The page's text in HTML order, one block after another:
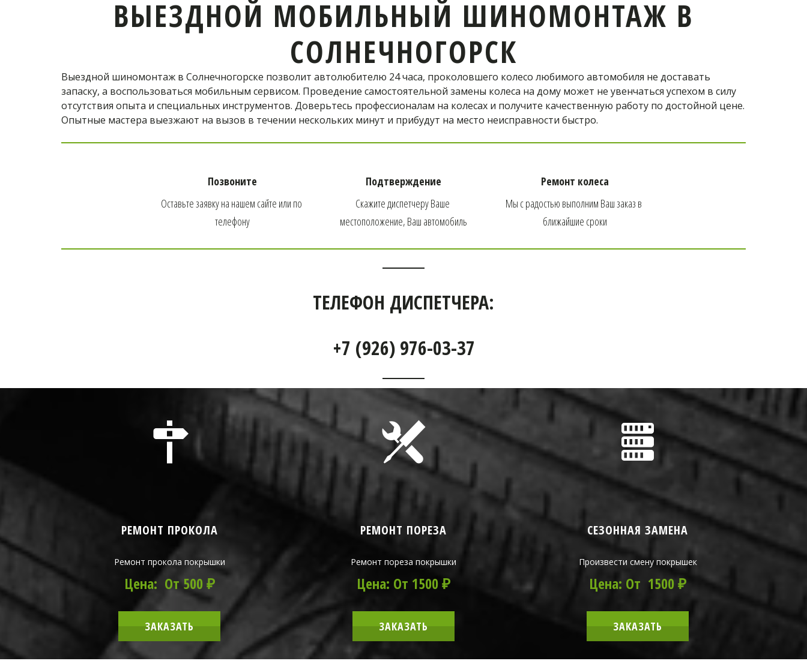
в Одинцово отремонтирует шину!
Телефон оператора:
+7 (926) 976-03-37
ВЫЕЗДНОЙ МОБИЛЬНЫЙ ШИНОМОНТАЖ В
СОЛНЕЧНОГОРСК
Выездной шиномонтаж в Солнечногорске позволит автолюбителю 24 часа, проколовшего колесо любимого автомобиля не доставать
запаску, а воспользоваться мобильным сервисом. Проведение самостоятельной замены колеса на дому может не увенчаться успехом в силу
отсутствия опыта и специальных инструментов. Доверьтесь профессионалам на колесах и получите качественную работу по достойной цене.
Опытные мастера выезжают на вызов в течении нескольких минут и прибудут на место неисправности быстро.
Позвоните
Оставьте заявку на нашем сайте или по
телефону
Подтверждение
Скажите диспетчеру Ваше
местоположение, Ваш автомобиль
Ремонт колеса
Мы с радостью выполним Ваш заказ в
ближайшие сроки
ТЕЛЕФОН ДИСПЕТЧЕРА:
+7 (926) 976-03-37
РЕМОНТ ПРОКОЛА
Ремонт прокола покрышки
Цена: От 500 ₽
ЗАКАЗАТЬ
РЕМОНТ ПОРЕЗА
Ремонт пореза покрышки
Цена: От 1500 ₽
ЗАКАЗАТЬ
СЕЗОННАЯ ЗАМЕНА
Произвести смену покрышек
Цена: От 1500 ₽
ЗАКАЗАТЬ